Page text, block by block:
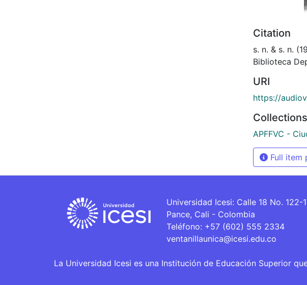
Citation
s. n. & s. n.
Biblioteca
URI
https://
Collections
APFFVC -
Full item
Universidad Icesi: Calle 18 No. 122-
Pance, Cali - Colombia
Teléfono: +57 (602) 555 2334
ventanillaunica@icesi.edu.co
La Universidad Icesi es una Institución de Educación Superior